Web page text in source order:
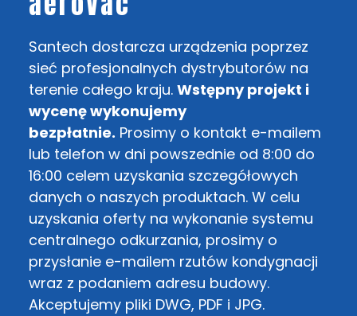
Santech dostarcza urządzenia poprzez
sieć profesjonalnych dystrybutorów na
terenie całego kraju. Wstępny projekt i
wycenę wykonujemy
bezpłatnie. Prosimy o kontakt e-mailem
lub telefon w dni powszednie od 8:00 do
16:00 celem uzyskania szczegółowych
danych o naszych produktach. W celu
uzyskania oferty na wykonanie systemu
centralnego odkurzania, prosimy o
przysłanie e-mailem rzutów kondygnacji
wraz z podaniem adresu budowy.
Akceptujemy pliki DWG, PDF i JPG.